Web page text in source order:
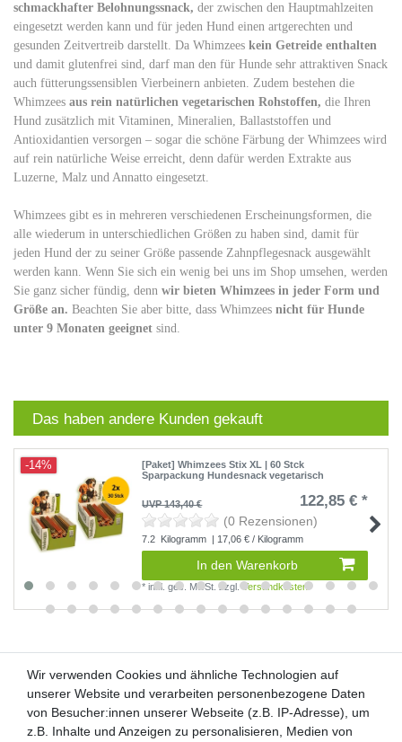
schmackhafter Belohnungssnack, der zwischen den Hauptmahlzeiten
eingesetzt werden kann und für jeden Hund einen artgerechten und
gesunden Zeitvertreib darstellt. Da Whimzees kein Getreide enthalten
und damit glutenfrei sind, darf man den für Hunde sehr attraktiven Snack
auch fütterungssensiblen Vierbeinern anbieten. Zudem bestehen die
Whimzees aus rein natürlichen vegetarischen Rohstoffen, die Ihren
Hund zusätzlich mit Vitaminen, Mineralien, Ballaststoffen und
Antioxidantien versorgen – sogar die schöne Färbung der Whimzees wird
auf rein natürliche Weise erreicht, denn dafür werden Extrakte aus
Luzerne, Malz und Annatto eingesetzt.
Whimzees gibt es in mehreren verschiedenen Erscheinungsformen, die
alle wiederum in unterschiedlichen Größen zu haben sind, damit für
jeden Hund der zu seiner Größe passende Zahnpflegesnack ausgewählt
werden kann. Wenn Sie sich ein wenig bei uns im Shop umsehen, werden
Sie ganz sicher fündig, denn wir bieten Whimzees in jeder Form und
Größe an. Beachten Sie aber bitte, dass Whimzees nicht für Hunde
unter 9 Monaten geeignet sind.
Das haben andere Kunden gekauft
-14%
[Paket] Whimzees Stix XL | 60 Stck
Sparpackung Hundesnack vegetarisch
UVP 143,40 € 122,85 € *
(0 Rezensionen)
7.2 Kilogramm | 17,06 € / Kilogramm
In den Warenkorb
*inkl. ges. MwSt. zzgl. Versandkosten
Kunden-Anfragen: info@zooheld.de
Wir verwenden Cookies und ähnliche Technologien auf
unserer Website und verarbeiten personenbezogene Daten
von Besucher:innen unserer Webseite (z.B. IP-Adresse), um
z.B. Inhalte und Anzeigen zu personalisieren, Medien von
Wir verwenden Cookies und ähnliche Technologien auf
unserer Website und verarbeiten personenbezogene Daten
von Besucher:innen unserer Webseite (z.B. IP-Adresse), um
z.B. Inhalte und Anzeigen zu personalisieren, Medien von